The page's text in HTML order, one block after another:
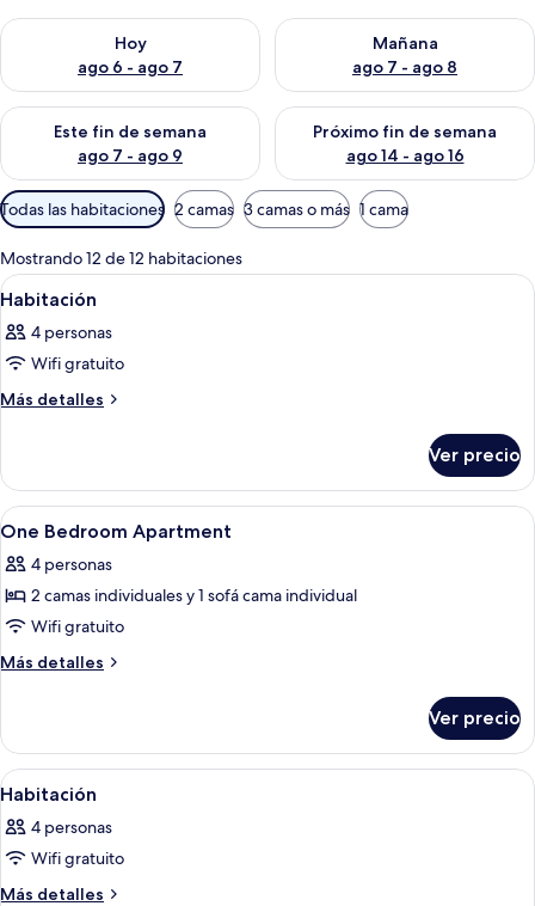
Hoy
ago 6 - ago 7
Consulta la disponibilidad para hoy ago 6 - ago 7
Mañana
ago 7 - ago 8
Consulta la disponibilidad
Este fin de semana
ago 7 - ago 9
Consulta la disponibilidad para este fin de semana ago 7 -
Próximo fin de semana
ago 14 - ago 16
Consulta la disponibilidad
Filtros
disponibles
para
las
habitaciones
Todas las habitaciones 2 camas 3 camas o más 1 cama
Mostrando 12 de 12 habitaciones
Abrir
todas
las
fotos
de
Un dormitorio con cama, mesitas de
6
Habitación
4 personas
Wifi gratuito
Más detalles
Más
Ver precio
Abrir
todas
las
fotos
de
One
Ropa de cama de alta calidad y caja
11
One Bedroom Apartment
4 personas
2 camas individuales y 1 sofá cama individual
Wifi gratuito
Más detalles
Más
Bedroom
Apartment
Ver precio
Abrir
todas
las
fotos
de
Una sala de estar con sofá, sillones,
3
Habitación
4 personas
Wifi gratuito
Más detalles
Más